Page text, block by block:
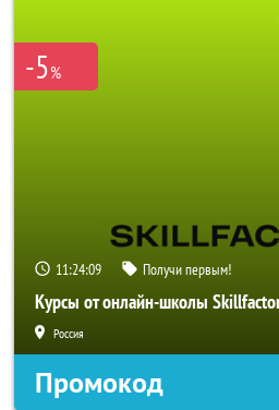
-5%
11:24:06 Получи первым!
Курсы от онлайн-школы
Россия
Промокод